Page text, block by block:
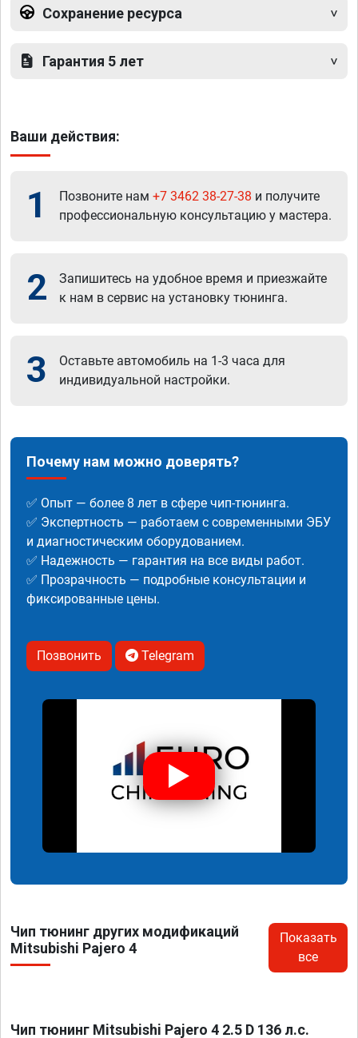
Сохранение ресурса
Гарантия 5 лет
Ваши действия:
1 Позвоните нам +7 3462 38-27-38 и получите
профессиональную консультацию у мастера.
2
Запишитесь на удобное время и приезжайте
к нам в сервис на установку тюнинга.
3
Оставьте автомобиль на 1-3 часа для
индивидуальной настройки.
Почему нам можно доверять?
✅ Опыт — более 8 лет в сфере чип-тюнинга.
✅ Экспертность — работаем с современными ЭБУ
и диагностическим оборудованием.
✅ Надежность — гарантия на все виды работ.
✅ Прозрачность — подробные консультации и
фиксированные цены.
Позвонить Telegram
Чип тюнинг других модификаций
Mitsubishi Pajero 4
Показать
все
Чип тюнинг Mitsubishi Pajero 4 2.5 D 136 л.с.